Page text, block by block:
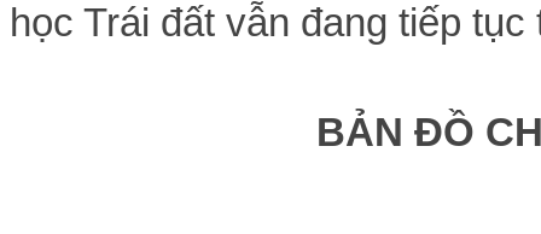
học Trái đất vẫn đang tiếp
BẢN ĐỒ